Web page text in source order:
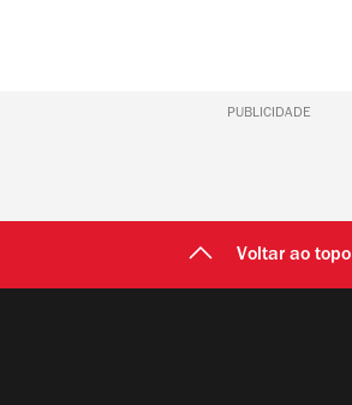
PUBLICIDADE
Voltar ao topo